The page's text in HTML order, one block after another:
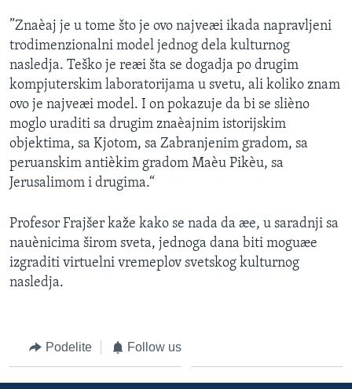
”Znaèaj je u tome što je ovo najveæi ikada napravljeni
trodimenzionalni model jednog dela kulturnog
nasledja. Teško je reæi šta se dogadja po drugim
kompjuterskim laboratorijama u svetu, ali koliko znam
ovo je najveæi model. I on pokazuje da bi se slièno
moglo uraditi sa drugim znaèajnim istorijskim
objektima, sa Kjotom, sa Zabranjenim gradom, sa
peruanskim antièkim gradom Maèu Pikèu, sa
Jerusalimom i drugima.“
Profesor Frajšer kaže kako se nada da æe, u saradnji sa
nauènicima širom sveta, jednoga dana biti moguæe
izgraditi virtuelni vremeplov svetskog kulturnog
nasledja.
Podelite Follow us